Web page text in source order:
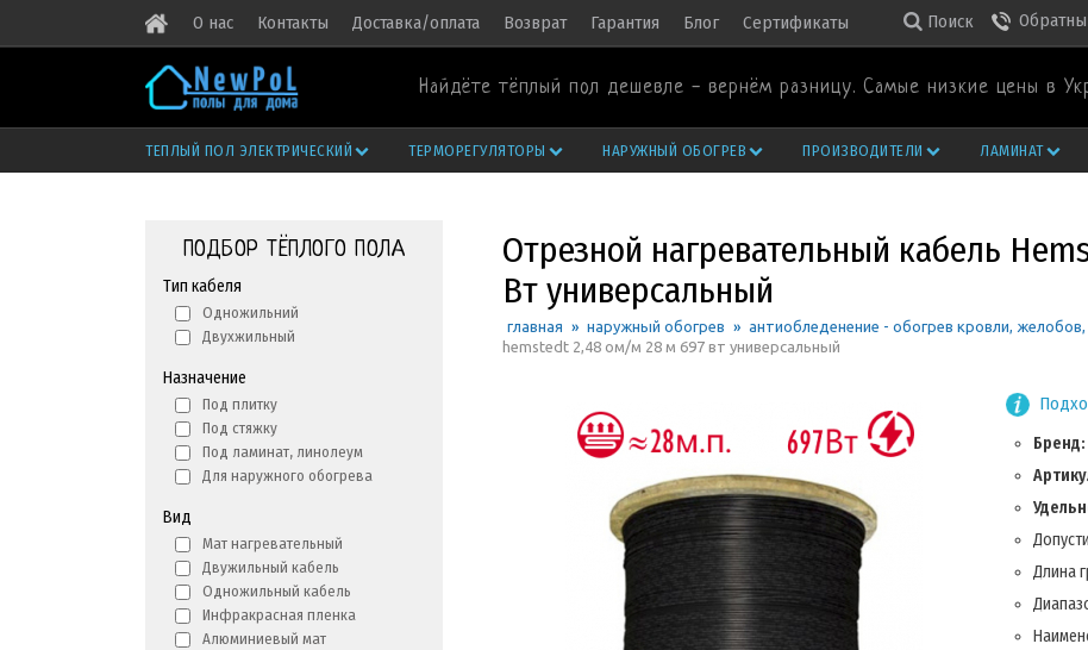
О нас Контакты Доставка/оплата Возврат Гарантия Блог Сертификаты Поиск
Найдёте тёплый пол дешевле - вернём разницу. Самые низкие цены в
ТЕПЛЫЙ ПОЛ ЭЛЕКТРИЧЕСКИЙ ТЕРМОРЕГУЛЯТОРЫ НАРУЖНЫЙ ОБОГРЕВ ПРОИЗВОДИТЕЛИ ЛАМИНАТ
ПОДБОР ТЁПЛОГО ПОЛА
Тип кабеля
Одножильний
Двухжильный
Назначение
Под плитку
Под стяжку
Под ламинат, линолеум
Для наружного обогрева
Вид
Мат нагревательный
Двужильный кабель
Одножильный кабель
Инфракрасная пленка
Алюминиевый мат
Отрезной нагревательный кабель
Вт универсальный
главная » наружный обогрев » антиобледенение - обогрев кровли,
hemstedt 2,48 ом/м 28 м 697 вт универсальный
Бренд:
Длина